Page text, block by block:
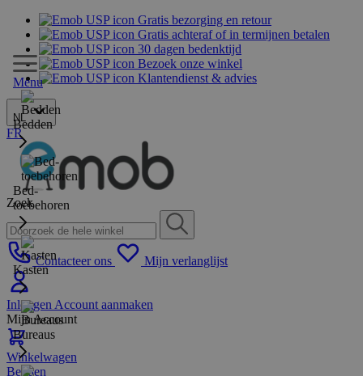
Gratis bezorging en retour
Gratis achteraf of in termijnen betalen
30 dagen bedenktijd
Bezoek onze winkel
Klantendienst & advies
NL
FR
Zoek
Contacteer ons Mijn verlanglijst
Inloggen Account aanmaken
Mijn Account
Winkelwagen
Menu
Bedden
Bed-
toebehoren
Kasten
Bureaus
Bedden